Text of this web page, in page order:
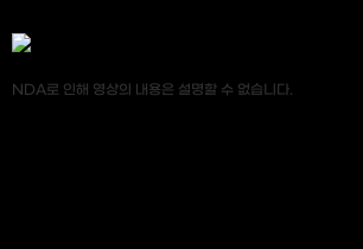
NDA로 인해 영상의 내용은 설명할 수 없습니다.